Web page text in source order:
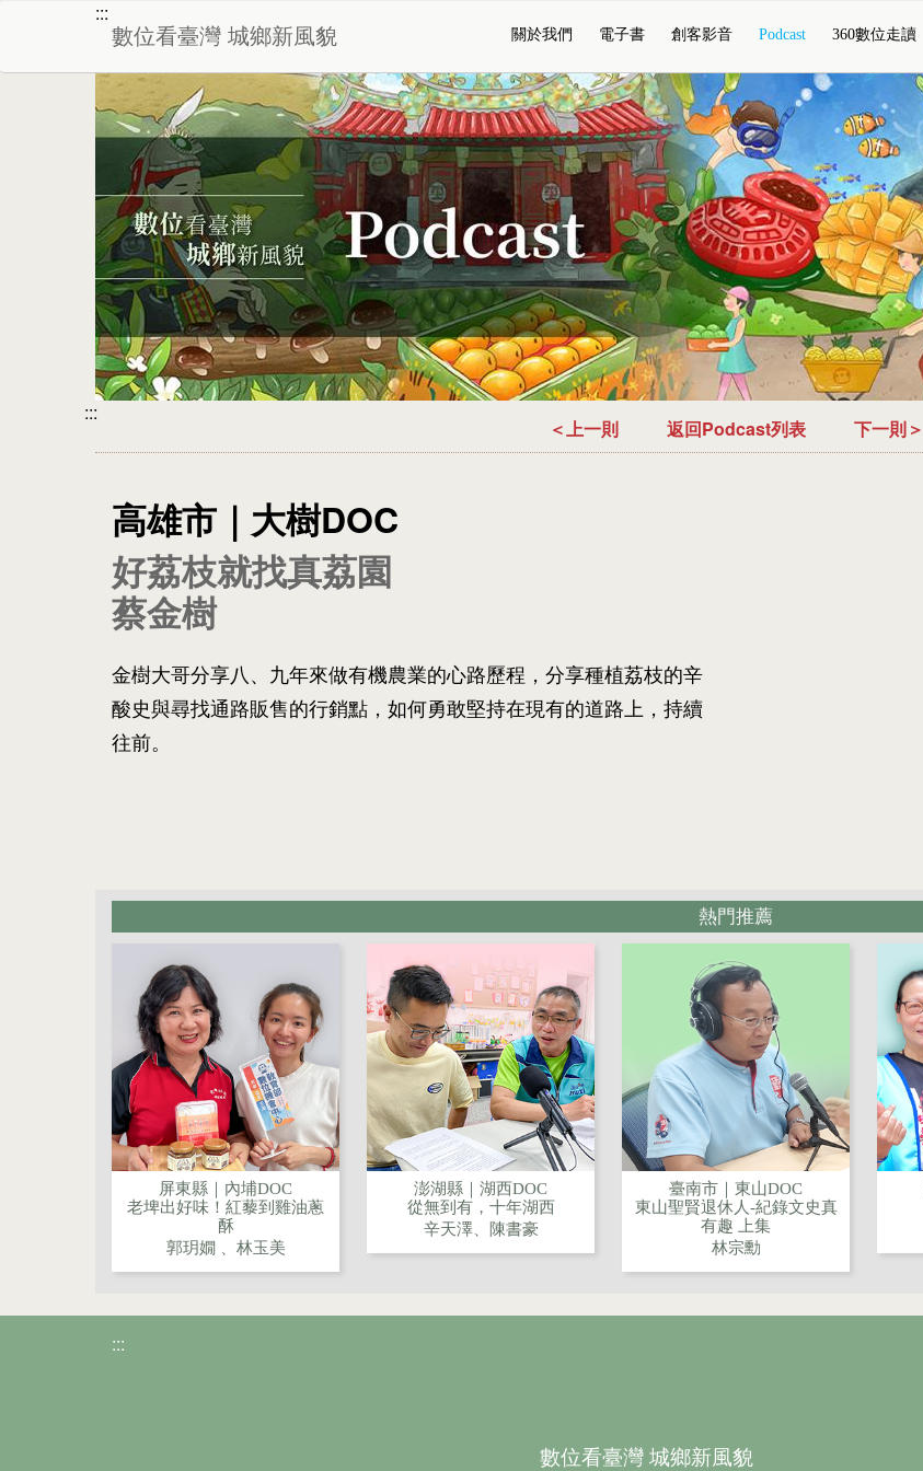
:::
數位看臺灣 城鄉新風貌 關於我們 電子書 創客影音 Podcast 360數位走讀
:::
＜上一則 返回Podcast列表 下一則＞
高雄市｜大樹DOC
好荔枝就找真荔園
蔡金樹
金樹大哥分享八、九年來做有機農業的心路歷程，分享種植荔枝的辛
酸史與尋找通路販售的行銷點，如何勇敢堅持在現有的道路上，持續
往前。
熱門推薦
屏東縣｜內埔DOC
老埤出好味！紅藜到雞油蔥
酥
郭玥嫺 、林玉美
澎湖縣｜湖西DOC
從無到有，十年湖西
辛天澤、陳書豪
臺南市｜東山DOC
東山聖賢退休人-紀錄文史真
有趣 上集
林宗勳
:::
數位看臺灣 城鄉新風貌